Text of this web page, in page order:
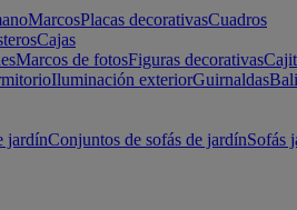
MarcosPlacas decorativasCuadros
Cajas
Marcos de fotosFiguras decorativas
Iluminación exteriorGuirnaldas
jardínConjuntos de sofás de jardínSofás